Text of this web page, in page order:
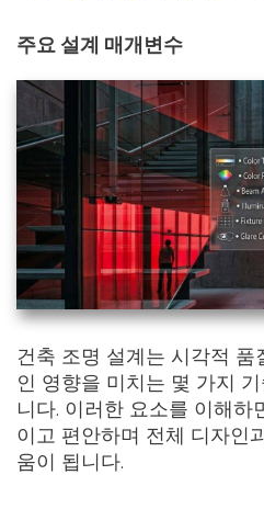
주요 설계 매개변수
건축 조명 설계는 시각적
인 영향을 미치는 몇 가지
니다. 이러한 요소를 이해하
이고 편안하며 전체 디자인
움이 됩니다.